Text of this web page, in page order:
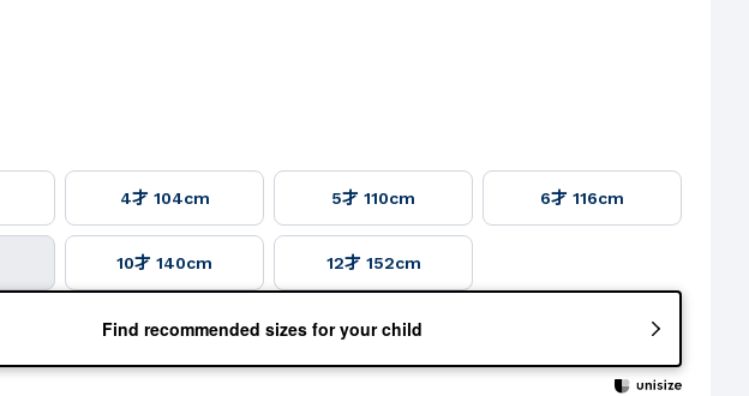
4才 104cm 5才 110cm 6才 116cm
10才 140cm 12才 152cm
Find recommended sizes for your child